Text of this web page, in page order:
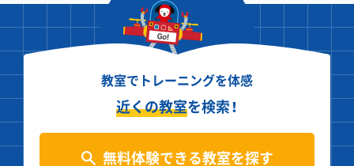
教室でトレーニングを体感
近くの教室を検索！
無料体験できる教室を探す